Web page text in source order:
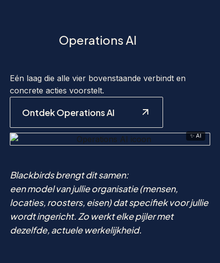
Operations AI
Eén laag die alle vier bovenstaande verbindt en
concrete acties voorstelt.
Ontdek Operations AI
✨ AI
Blackbirds brengt dit samen:
een model van jullie organisatie (mensen,
locaties, roosters, eisen) dat specifiek voor jullie
wordt ingericht. Zo werkt elke pijler met
dezelfde, actuele werkelijkheid.